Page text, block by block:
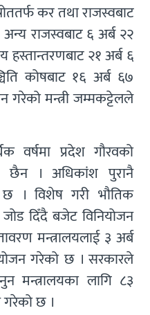
कर तथा राजस्वबाट
राजस्वबाट ६ अर्ब २२
हस्तान्तरणबाट २१ अर्ब ६
कोषबाट १६ अर्ब ६७
मन्त्री जम्मकट्टेलले
वर्षमा प्रदेश गौरवको
। अधिकांश पुरानै
। विशेष गरी भौतिक
जोड दिँदै बजेट विनियोजन
मन्त्रालयलाई ३ अर्ब
गरेको छ । सरकारले
मन्त्रालयका लागि ८३
छ ।